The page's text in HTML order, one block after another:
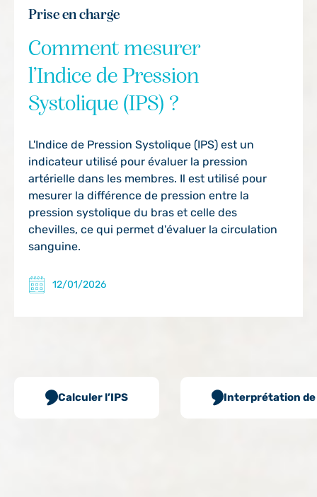
Prise en charge
Comment mesurer
l’Indice de Pression
Systolique (IPS) ?
L'Indice de Pression Systolique (IPS) est un
indicateur utilisé pour évaluer la pression
artérielle dans les membres. Il est utilisé pour
mesurer la différence de pression entre la
pression systolique du bras et celle des
chevilles, ce qui permet d'évaluer la circulation
sanguine.
12/01/2026
Calculer l’IPS Interprétation de